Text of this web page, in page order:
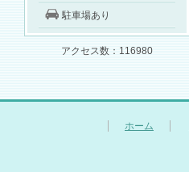
駐車場あり
アクセス数：116980
ホーム